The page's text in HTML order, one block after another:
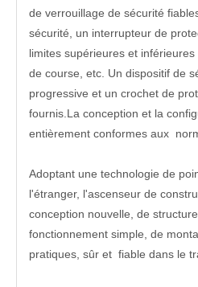
de verrouillage de sécurité
sécurité, un interrupteur de
limites supérieures et
de course, etc. Un dispositif de
progressive et un crochet de
fournis.La conception et la
entièrement conformes aux
Adoptant une technologie de
l'étranger, l'ascenseur de
conception nouvelle, de
fonctionnement simple, de
pratiques, sûr et fiable dans le